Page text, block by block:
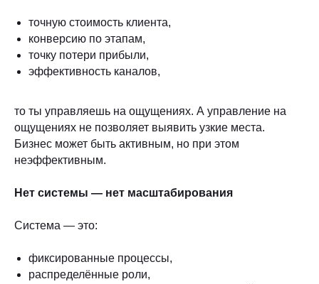
точную стоимость клиента,
конверсию по этапам,
точку потери прибыли,
эффективность каналов,
то ты управляешь на ощущениях. А управление на
ощущениях не позволяет выявить узкие места.
Бизнес может быть активным, но при этом
неэффективным.
Нет системы — нет масштабирования
Система — это:
фиксированные процессы,
распределённые роли,